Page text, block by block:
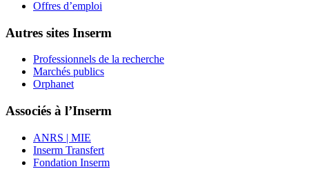
Offres d’emploi
Autres sites Inserm
Professionnels de la recherche
Marchés publics
Orphanet
Associés à l’Inserm
ANRS | MIE
Inserm Transfert
Fondation Inserm